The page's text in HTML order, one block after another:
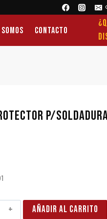
Contacto
P/
AÑADIR AL CARRITO